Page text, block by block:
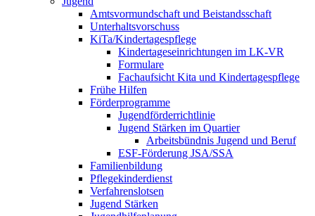
Amtsvormundschaft und Beistandsschaft
Unterhaltsvorschuss
KiTa/Kindertagespflege
Kindertages­einrichtungen im LK-VR
Formulare
Fachaufsicht Kita und Kindertagespflege
Frühe Hilfen
Förderprogramme
Jugendförderrichtlinie
Jugend Stärken im Quartier
Arbeitsbündnis Jugend und Beruf
ESF-Förderung JSA/SSA
Familienbildung
Pflegekinderdienst
Verfahrenslotsen
Jugend Stärken